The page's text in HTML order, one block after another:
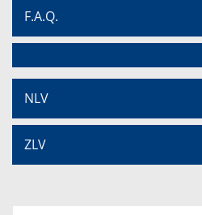
F.A.Q.
NLV
ZLV